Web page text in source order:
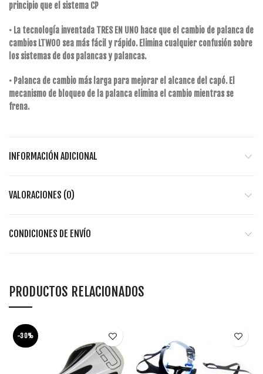
principio que el sistema CP
• La tecnología inventada TRES EN UNO hace que el cambio de palanca de
cambios LTWOO sea más fácil y rápido. Elimina cualquier confusión sobre
los sistemas de dos palancas y palancas.
• Palanca de cambio más larga para mejorar el alcance del capó. El
mecanismo de bloqueo de la palanca elimina el cambio mientras se
frena.
INFORMACIÓN ADICIONAL
VALORACIONES (0)
CONDICIONES DE ENVÍO
PRODUCTOS RELACIONADOS
-30%